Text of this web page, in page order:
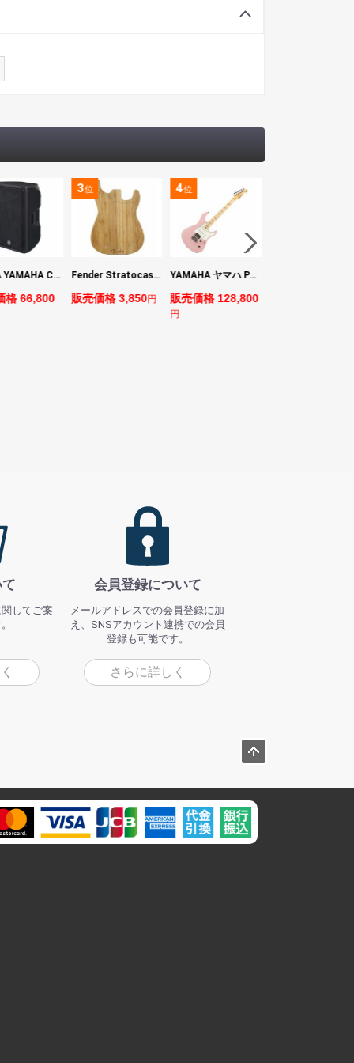
ヤマハ YAMAHA CBR15 ラウドスピーカー
格 66,800
3位
Fender Stratocaster Cutting Board カッティングボード（まな板）
販売価格 3,850円
4位
YAMAHA ヤマハ PACS+12M ASP Pacifica Standard Plus パシフィカスタンダードプラス エレキギター
販売価格 128,800
円
してご案
会員登録について
メールアドレスでの会員登録に加
え、SNSアカウント連携での会員
登録も可能です。
さらに詳しく